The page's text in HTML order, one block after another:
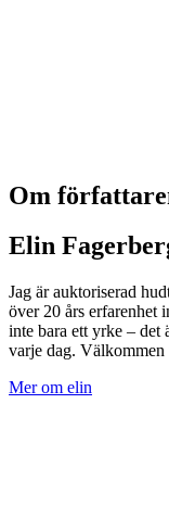
Om
Elin
Jag är auktoriserad
över 20 års erfarenhet
inte bara ett yrke – det
varje dag.
Mer om elin